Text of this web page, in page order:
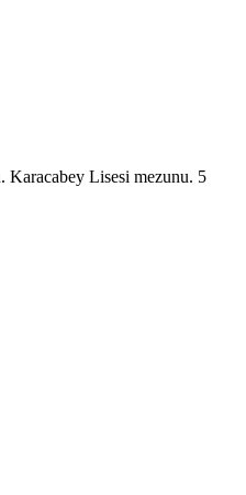
Karacabey Lisesi mezunu. 5